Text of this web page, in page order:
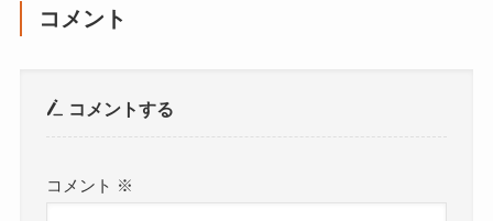
コメント
コメントする
コメント ※